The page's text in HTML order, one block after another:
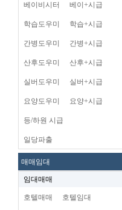
베이비시터 베이+시급
학습도우미 학습+시급
간병도우미 간병+시급
산후도우미 산후+시급
실버도우미 실버+시급
요양도우미 요양+시급
등/하원 시급
일당파출
매매임대
임대매매
호텔매매 호텔임대